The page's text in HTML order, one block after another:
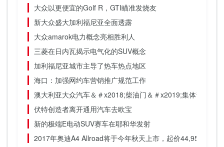
大众以更便宜的Golf R，GTI瞄准发烧友
新大众盛大加利福尼亚全面透露
大众amarok电力概念亮相胜利人
三菱在日内瓦揭示电气化的SUV概念
加利福尼亚城市主导了热车热点地区
海口：加强网约车营销推广规范工作
澳大利亚大众汽车＆＃x2018;柴油门＆＃x2019;集体诉讼和解
伏特创造者离开通用汽车去欧宝
新的极端E电动SUV赛车在耶和华发射
2017年奥迪A4 Allroad将于今年秋天上市，起价44,950美元